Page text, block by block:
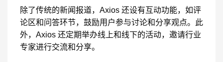
除了传统的新闻报道，Axios 还设有互动功能，如评
论区和问答环节，鼓励用户参与讨论和分享观点。此
外，Axios 还定期举办线上和线下的活动，邀请行业
专家进行交流和分享。